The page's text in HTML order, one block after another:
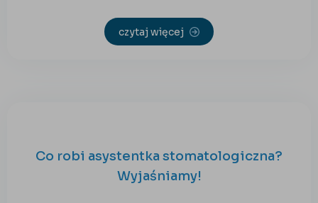
czytaj więcej
Co robi asystentka stomatologiczna?
Wyjaśniamy!